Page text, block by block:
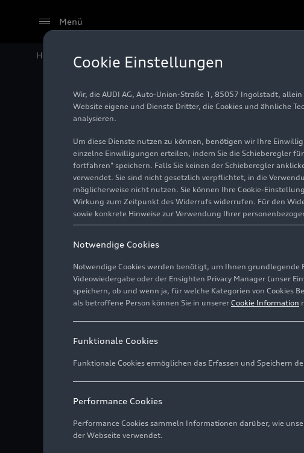
Menü
Home Audi Media Center Fotos
Audi
Festival of
Foto 13.07.2024
Cookie Einstellungen
Wir, die AUDI AG, Auto-Union-Straße 1, 85057 Ingolstadt,
Website eigene und Dienste Dritter, die Cookies und ähnliche
analysieren.
Um diese Dienste nutzen zu können, benötigen wir Ihre
einzelne Einwilligungen erteilen, indem Sie die Schieberegler
fortfahren" speichern. Falls Sie keinen der Schieberegler
verwendet. Sie sind nicht gesetzlich verpflichtet, in die
möglicherweise nicht nutzen. Sie können Ihre Cookie-
Wirkung zum Zeitpunkt des Widerrufs widerrufen. Für den
sowie konkrete Hinweise zur Verwendung Ihrer
Notwendige Cookies
Notwendige Cookies werden benötigt, um Ihnen
Videowiedergabe oder der Ensighten Privacy Manager (unser
speichern, ob und wenn ja, für welche Kategorien von Cookies
als betroffene Person können Sie in unserer Cookie Information
Funktionale Cookies
Funktionale Cookies ermöglichen das Erfassen und Speichern
Performance Cookies
Performance Cookies sammeln Informationen darüber, wie
der Webseite verwendet.